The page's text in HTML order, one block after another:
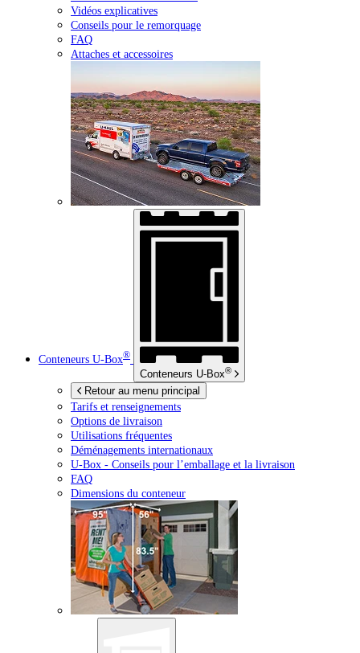
Vidéos explicatives
Conseils pour le remorquage
FAQ
Attaches et accessoires
Conteneurs U-Box®
Conteneurs U-Box®
Retour au menu principal
Tarifs et renseignements
Options de livraison
Utilisations fréquentes
Déménagements internationaux
U-Box - Conseils pour l’emballage et la livraison
FAQ
Dimensions du conteneur